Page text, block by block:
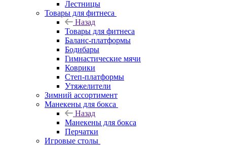
Лестницы
Товары для фитнеса
Назад
Товары для фитнеса
Баланс-платформы
Бодибары
Гимнастические мячи
Коврики
Степ-платформы
Утяжелители
Зимний ассортимент
Манекены для бокса
Назад
Манекены для бокса
Перчатки
Игровые столы